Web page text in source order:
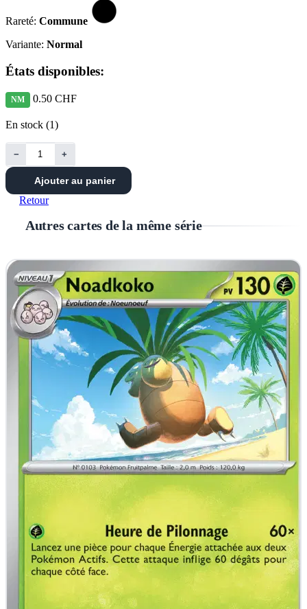
Rareté: Commune
Variante: Normal
États disponibles:
NM 0.50 CHF
En stock (1)
− +
Ajouter au panier
Retour
Autres cartes de la même série